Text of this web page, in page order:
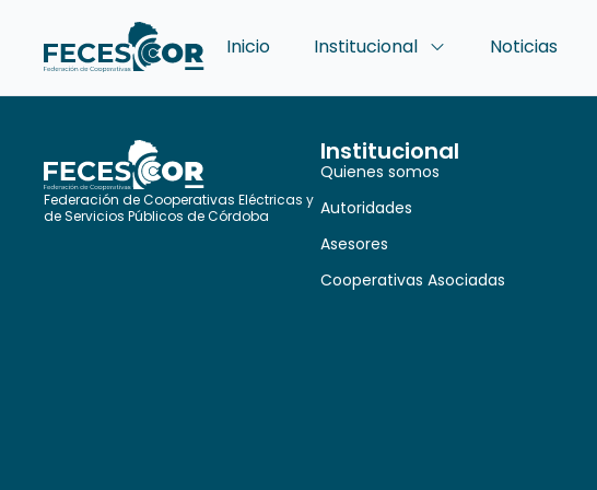
Inicio Institucional Noticias
Federación de Cooperativas Eléctricas y
de Servicios Públicos de Córdoba
Institucional
Quienes somos
Autoridades
Asesores
Cooperativas Asociadas